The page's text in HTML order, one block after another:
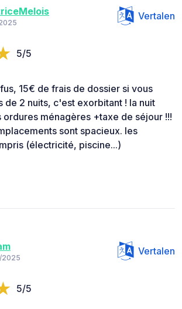
Vertalen
5/5
15€ de frais de dossier si vous
de 2 nuits, c'est exorbitant ! la nuit
ordures ménagères +taxe de séjour !!!
sont spacieux. les
(électricité, piscine...)
Vertalen
5/5